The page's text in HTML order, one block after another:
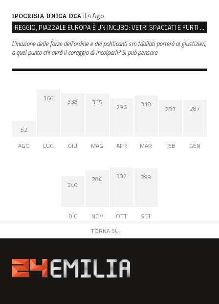
IPOCRISIA UNICA DEA il 4 Ago
REGGIO, PIAZZALE EUROPA È UN INCUBO: VETRI SPACCATI E FURTI SULLE AUTO IN SOSTA
L'inazione delle forze dell'ordine e dei politicanti sm1dollati porterà ai giustizieri,
a quel punto chi avrà il coraggio di incolparli? Si può pensare
52
AGO
366
LUG
338
GIU
335
MAG
296
APR
318
MAR
283
FEB
287
GEN
240
DIC
284
NOV
307
OTT
299
SET
TORNA SU